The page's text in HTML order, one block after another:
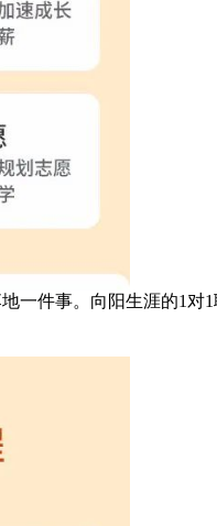
一件事。向阳生涯的1对1